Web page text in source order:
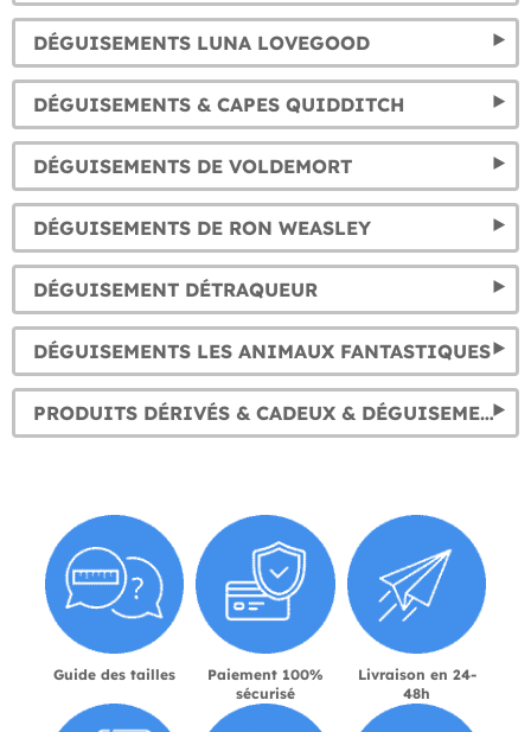
DÉGUISEMENTS LUNA LOVEGOOD
DÉGUISEMENTS & CAPES QUIDDITCH
DÉGUISEMENTS DE VOLDEMORT
DÉGUISEMENTS DE RON WEASLEY
DÉGUISEMENT DÉTRAQUEUR
DÉGUISEMENTS LES ANIMAUX FANTASTIQUES
PRODUITS DÉRIVÉS & CADEUX & DÉGUISEMENTS DOBBY
Guide des tailles
Paiement 100%
sécurisé
Livraison en 24-
48h